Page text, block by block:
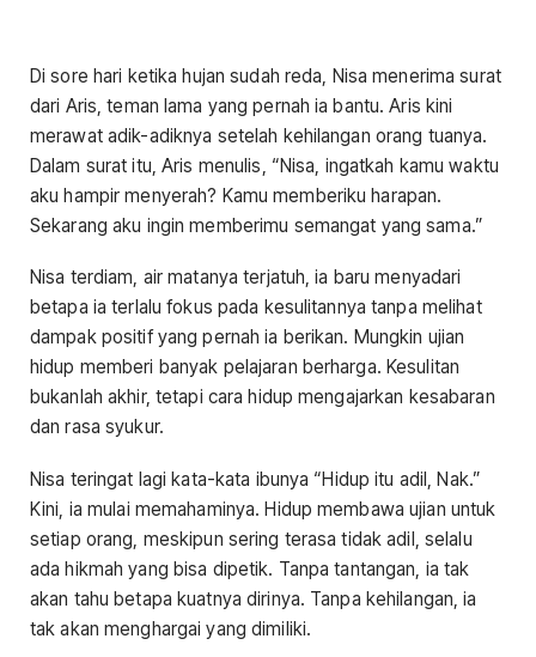
Di sore hari ketika hujan sudah reda, Nisa menerima surat
dari Aris, teman lama yang pernah ia bantu. Aris kini
merawat adik-adiknya setelah kehilangan orang tuanya.
Dalam surat itu, Aris menulis, “Nisa, ingatkah kamu waktu
aku hampir menyerah? Kamu memberiku harapan.
Sekarang aku ingin memberimu semangat yang sama.”
Nisa terdiam, air matanya terjatuh, ia baru menyadari
betapa ia terlalu fokus pada kesulitannya tanpa melihat
dampak positif yang pernah ia berikan. Mungkin ujian
hidup memberi banyak pelajaran berharga. Kesulitan
bukanlah akhir, tetapi cara hidup mengajarkan kesabaran
dan rasa syukur.
Nisa teringat lagi kata-kata ibunya “Hidup itu adil, Nak.”
Kini, ia mulai memahaminya. Hidup membawa ujian untuk
setiap orang, meskipun sering terasa tidak adil, selalu
ada hikmah yang bisa dipetik. Tanpa tantangan, ia tak
akan tahu betapa kuatnya dirinya. Tanpa kehilangan, ia
tak akan menghargai yang dimiliki.